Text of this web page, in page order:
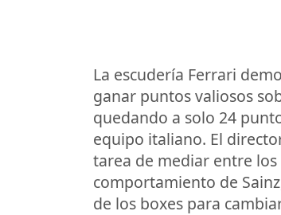
La escudería Ferrari
ganar puntos valiosos
quedando a solo 24
equipo italiano. El
tarea de mediar entre
comportamiento de
de los boxes para